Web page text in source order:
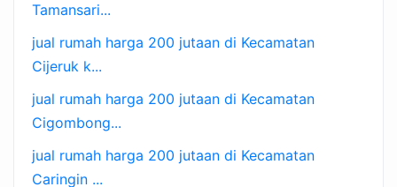
Tamansari...
jual rumah harga 200 jutaan di Kecamatan
Cijeruk k...
jual rumah harga 200 jutaan di Kecamatan
Cigombong...
jual rumah harga 200 jutaan di Kecamatan
Caringin ...